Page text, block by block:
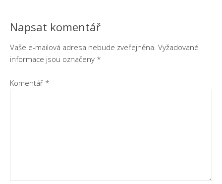
Napsat komentář
Vaše e-mailová adresa nebude zveřejněna. Vyžadované
informace jsou označeny *
Komentář *